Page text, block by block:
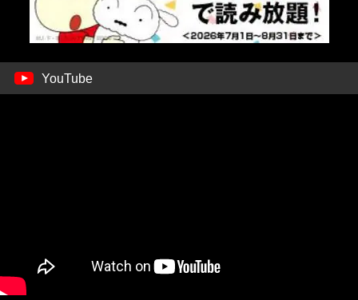
YouTube